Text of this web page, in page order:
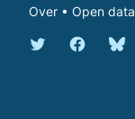
Over • Open data